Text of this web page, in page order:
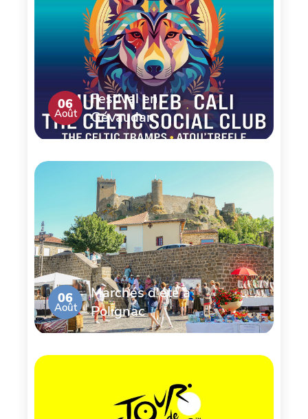
06
Août
Festival en
Gévaudan
06
Août
Marchés d'été à
Polignac